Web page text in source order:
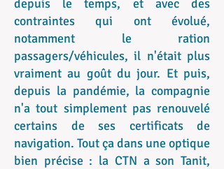
depuis le temps, et avec des
contraintes qui ont évolué,
notamment le ration
passagers/véhicules, il n'était plus
vraiment au goût du jour. Et puis,
depuis la pandémie, la compagnie
n'a tout simplement pas renouvelé
certains de ses certificats de
navigation. Tout ça dans une optique
bien précise : la CTN a son Tanit,